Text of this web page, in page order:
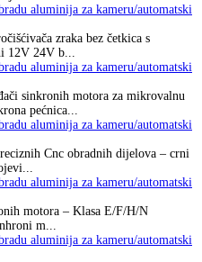
aluminija za kameru/automatski
aluminija za kameru/automatski
aluminija za kameru/automatski
aluminija za kameru/automatski
aluminija za kameru/automatski